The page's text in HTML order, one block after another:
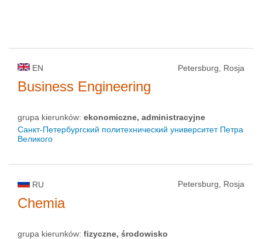
EN Petersburg, Rosja
Business Engineering
grupa kierunków: ekonomiczne, administracyjne
Санкт-Петербургский политехнический университет Петра
Великого
RU Petersburg, Rosja
Chemia
grupa kierunków: fizyczne, środowisko